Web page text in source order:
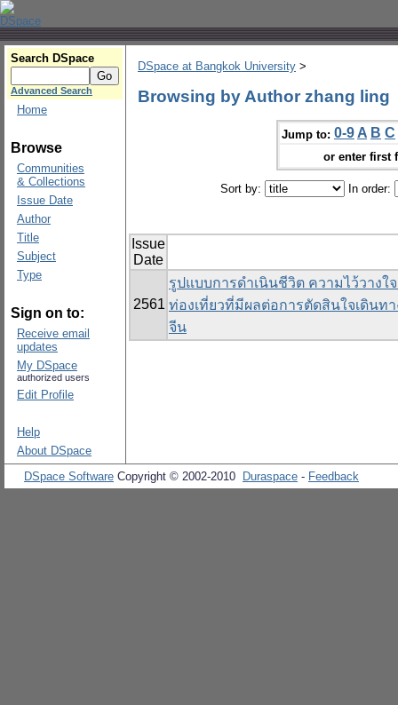
Search DSpace
Advanced Search
Home
Browse
Communities
& Collections
Issue Date
Author
Title
Subject
Type
Sign on to:
Receive email
updates
My DSpace
authorized users
Edit Profile
Help
About DSpace
DSpace at Bangkok University >
Browsing by Author zhang ling
Jump to: 0-9 A B C
or enter first
Sort by: In order:
Issue
Date
2561
รูปแบบการดำเนินชีวิต ความไว้วาง
ท่องเที่ยวที่มีผลต่อการตัดสินใจเดินท
จีน
DSpace Software Copyright © 2002-2010 Duraspace - Feedback